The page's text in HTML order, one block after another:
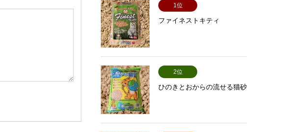
1位
ファイネストキティ
2位
ひのきとおからの流せる猫砂